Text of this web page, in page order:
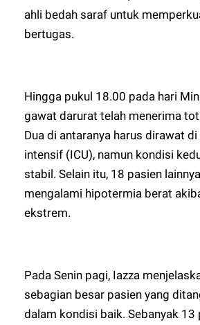
ahli bedah saraf untuk
bertugas.
Hingga pukul 18.00 pada hari
gawat darurat telah menerima
Dua di antaranya harus dirawat
intensif (ICU), namun kondisi
stabil. Selain itu, 18 pasien
mengalami hipotermia berat
ekstrem.
Pada Senin pagi, Iazza
sebagian besar pasien yang
dalam kondisi baik. Sebanyak 13